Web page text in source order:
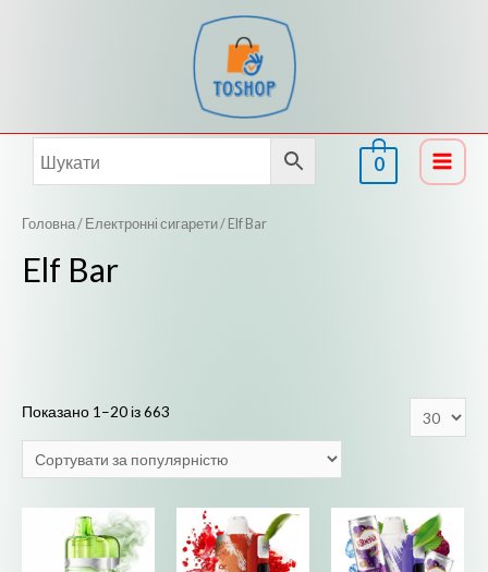
0
Main
Головна/ Електронні сигарети/ Elf Bar
Elf Bar
Показано 1–20 із 663